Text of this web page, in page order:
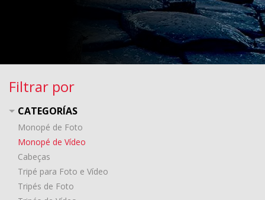
Filtrar por
CATEGORÍAS
Monopé de Foto
Monopé de Vídeo
Cabeças
Tripé para Foto e Vídeo
Tripés de Foto